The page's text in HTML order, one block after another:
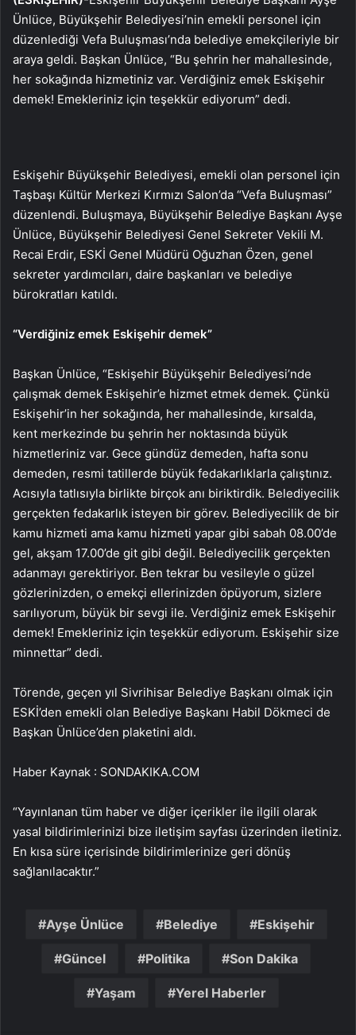
Ünlüce, Büyükşehir Belediyesi’nin emekli personel için
düzenlediği Vefa Buluşması’nda belediye emekçileriyle bir
araya geldi. Başkan Ünlüce, “Bu şehrin her mahallesinde,
her sokağında hizmetiniz var. Verdiğiniz emek Eskişehir
demek! Emekleriniz için teşekkür ediyorum” dedi.
Eskişehir Büyükşehir Belediyesi, emekli olan personel için
Taşbaşı Kültür Merkezi Kırmızı Salon’da “Vefa Buluşması”
düzenlendi. Buluşmaya, Büyükşehir Belediye Başkanı Ayşe
Ünlüce, Büyükşehir Belediyesi Genel Sekreter Vekili M.
Recai Erdir, ESKİ Genel Müdürü Oğuzhan Özen, genel
sekreter yardımcıları, daire başkanları ve belediye
bürokratları katıldı.
“Verdiğiniz emek Eskişehir demek”
Başkan Ünlüce, “Eskişehir Büyükşehir Belediyesi’nde
çalışmak demek Eskişehir’e hizmet etmek demek. Çünkü
Eskişehir’in her sokağında, her mahallesinde, kırsalda,
kent merkezinde bu şehrin her noktasında büyük
hizmetleriniz var. Gece gündüz demeden, hafta sonu
demeden, resmi tatillerde büyük fedakarlıklarla çalıştınız.
Acısıyla tatlısıyla birlikte birçok anı biriktirdik. Belediyecilik
gerçekten fedakarlık isteyen bir görev. Belediyecilik de bir
kamu hizmeti ama kamu hizmeti yapar gibi sabah 08.00’de
gel, akşam 17.00’de git gibi değil. Belediyecilik gerçekten
adanmayı gerektiriyor. Ben tekrar bu vesileyle o güzel
gözlerinizden, o emekçi ellerinizden öpüyorum, sizlere
sarılıyorum, büyük bir sevgi ile. Verdiğiniz emek Eskişehir
demek! Emekleriniz için teşekkür ediyorum. Eskişehir size
minnettar” dedi.
Törende, geçen yıl Sivrihisar Belediye Başkanı olmak için
ESKİ’den emekli olan Belediye Başkanı Habil Dökmeci de
Başkan Ünlüce’den plaketini aldı.
Haber Kaynak : SONDAKIKA.COM
“Yayınlanan tüm haber ve diğer içerikler ile ilgili olarak
yasal bildirimlerinizi bize iletişim sayfası üzerinden iletiniz.
En kısa süre içerisinde bildirimlerinize geri dönüş
sağlanılacaktır.”
Ayşe Ünlüce Belediye Eskişehir
Güncel Politika Son Dakika
Yaşam Yerel Haberler